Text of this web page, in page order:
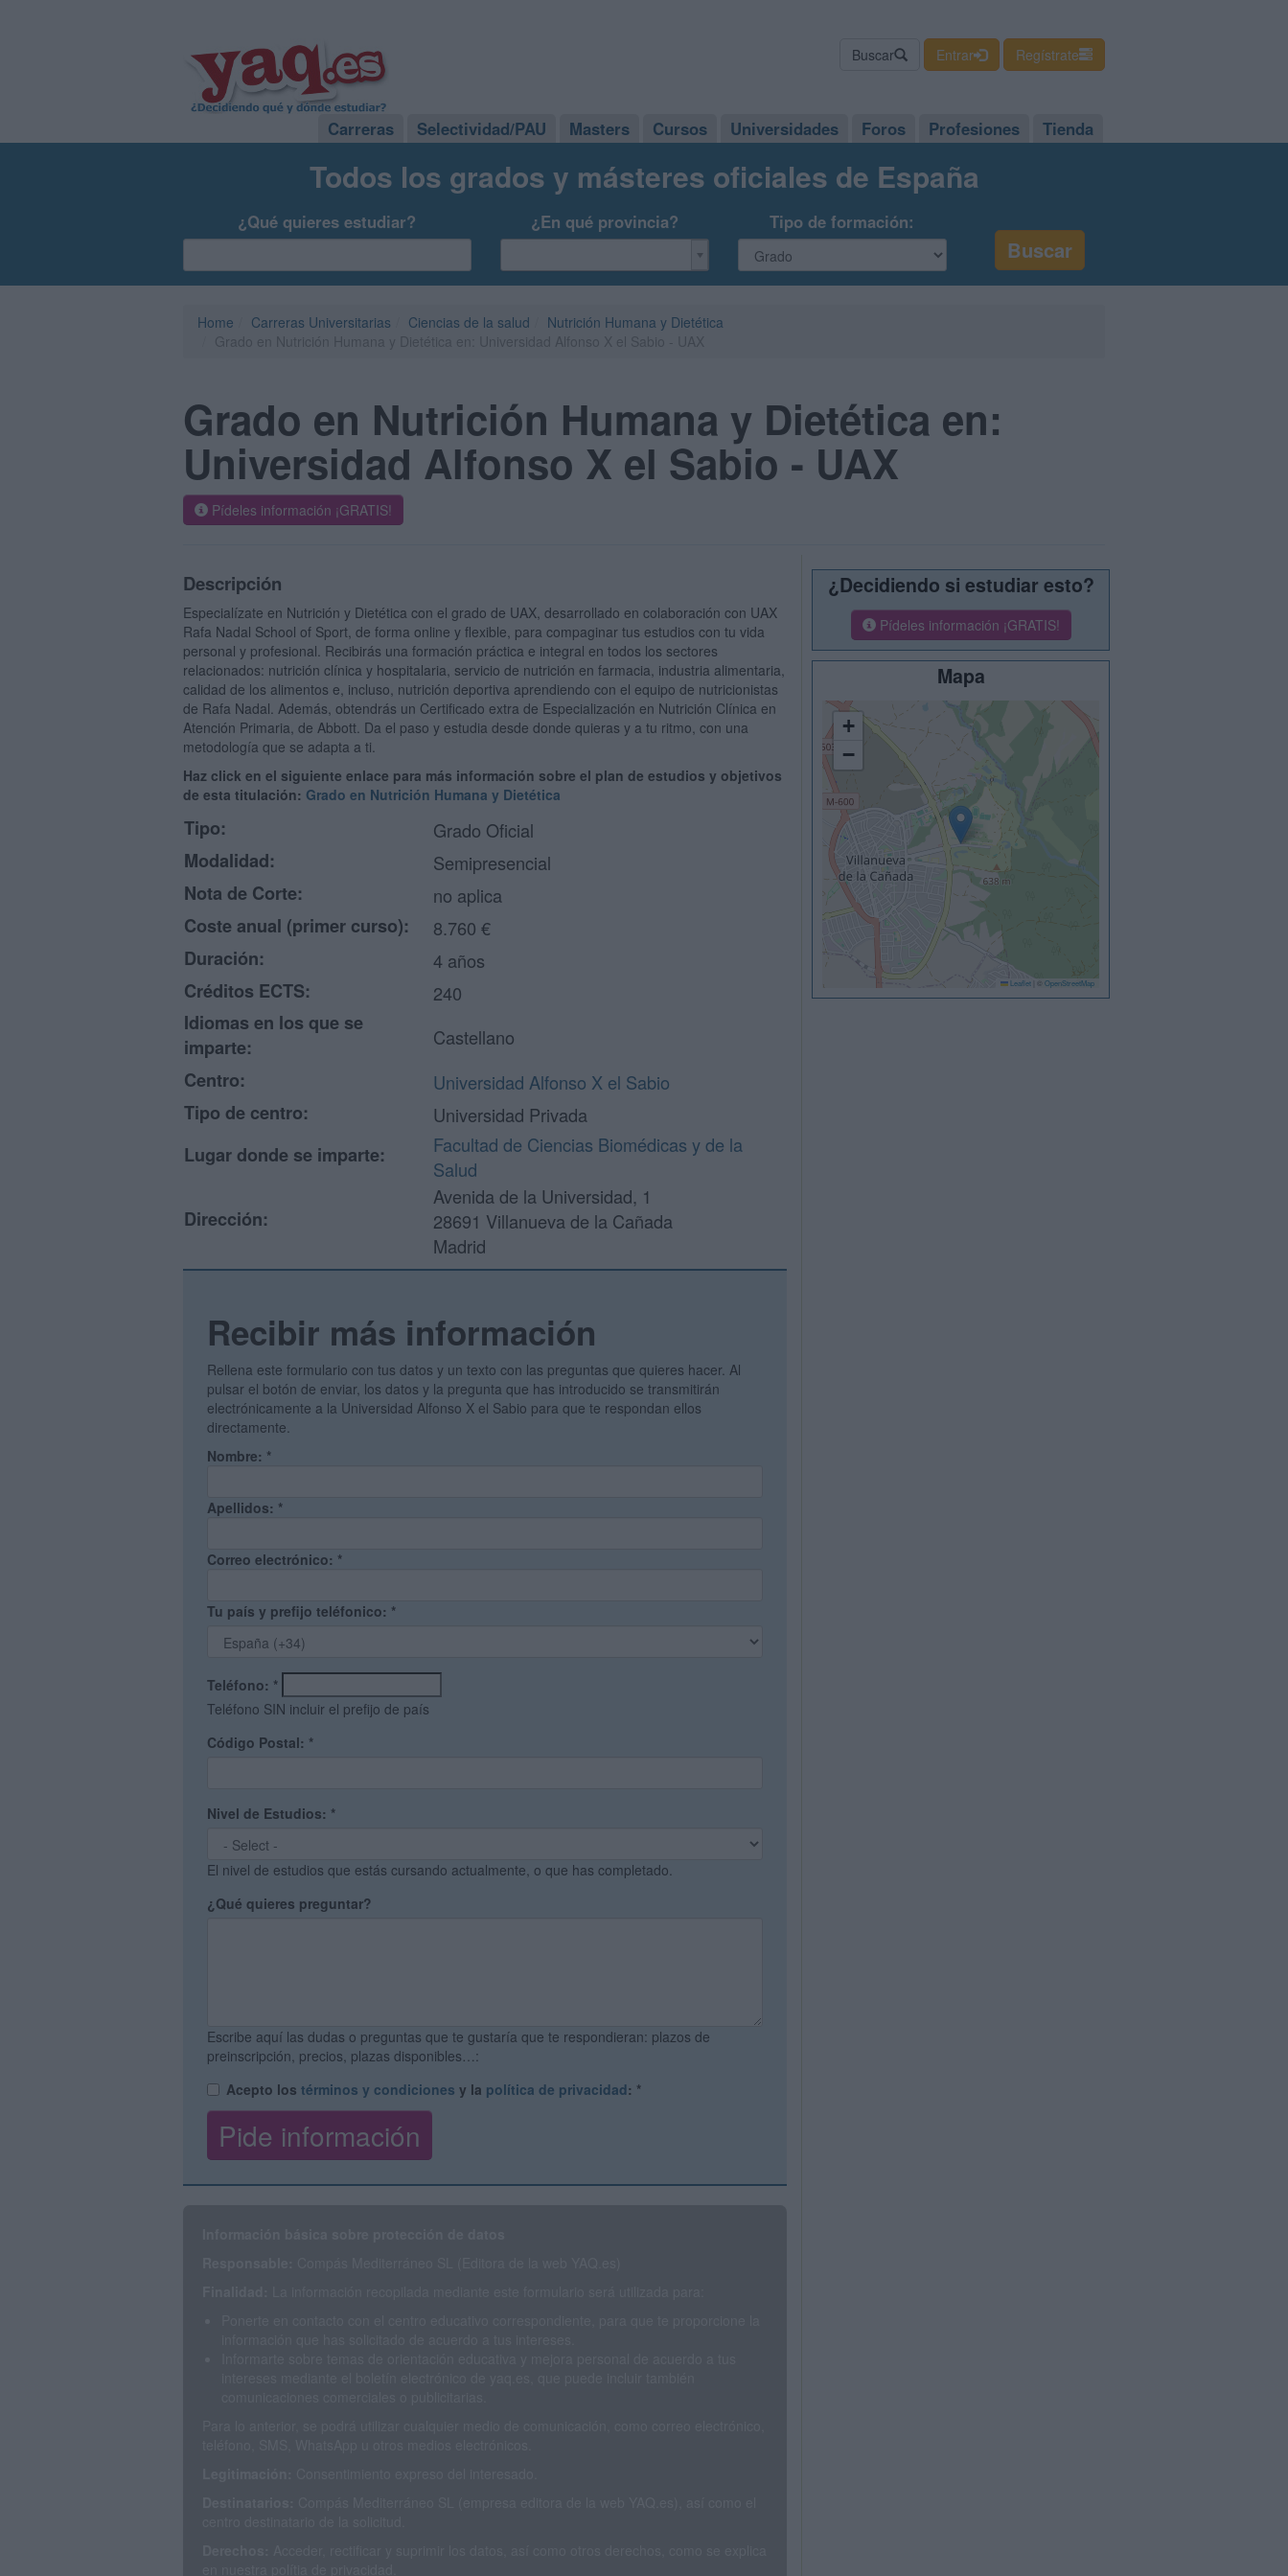
Buscar Entrar Regístrate
Carreras Selectividad/PAU Masters Cursos Universidades Foros Profesiones Tienda
Todos los grados y másteres oficiales de España
¿Qué quieres estudiar? ¿En qué provincia? Tipo de formación:
Home Carreras Universitarias Ciencias de la salud
Nutrición Humana y Dietética
Grado en Nutrición Humana y Dietética en:
Universidad Alfonso X el Sabio - UAX
Pídeles información ¡GRATIS!
Descripción
Especialízate en Nutrición y Dietética con el grado de UAX, desarrollado en colaboración con UAX
Rafa Nadal School of Sport, de forma online y flexible, para compaginar tus estudios con tu vida
personal y profesional. Recibirás una formación práctica e integral en todos los sectores
relacionados: nutrición clínica y hospitalaria, servicio de nutrición en farmacia, industria alimentaria,
calidad de los alimentos e, incluso, nutrición deportiva aprendiendo con el equipo de nutricionistas
de Rafa Nadal. Además, obtendrás un Certificado extra de Especialización en Nutrición Clínica en
Atención Primaria, de Abbott. Da el paso y estudia desde donde quieras y a tu ritmo, con una
metodología que se adapta a ti.
Haz click en el siguiente enlace para más información sobre el plan de estudios y objetivos
de esta titulación: Grado en Nutrición Humana y Dietética
Tipo:
Grado Oficial
Modalidad:
Semipresencial
Nota de Corte:
no aplica
Coste anual (primer curso):
8.760 €
Duración:
4 años
Créditos ECTS:
240
Idiomas en los que se
imparte:
Castellano
Centro:
Universidad Alfonso X el Sabio
Tipo de centro:
Universidad Privada
Lugar donde se imparte:
Facultad de Ciencias Biomédicas y de la
Salud
Dirección:
Avenida de la Universidad, 1
28691 Villanueva de la Cañada
Madrid
Recibir más información
Rellena este formulario con tus datos y un texto con las preguntas que quieres hacer. Al
pulsar el botón de enviar, los datos y la pregunta que has introducido se transmitirán
electrónicamente a la Universidad Alfonso X el Sabio para que te respondan ellos
directamente.
Nombre: *
Apellidos: *
Correo electrónico: *
Tu país y prefijo teléfonico: *
Teléfono: *
Teléfono SIN incluir el prefijo de país
Código Postal: *
Nivel de Estudios: *
El nivel de estudios que estás cursando actualmente, o que has completado.
¿Qué quieres preguntar?
Escribe aquí las dudas o preguntas que te gustaría que te respondieran: plazos de
preinscripción, precios, plazas disponibles…:
Acepto los términos y condiciones y la política de privacidad: *
¿Decidiendo si estudiar esto?
Pídeles información ¡GRATIS!
Mapa
+
−
Leaflet © OpenStreetMap